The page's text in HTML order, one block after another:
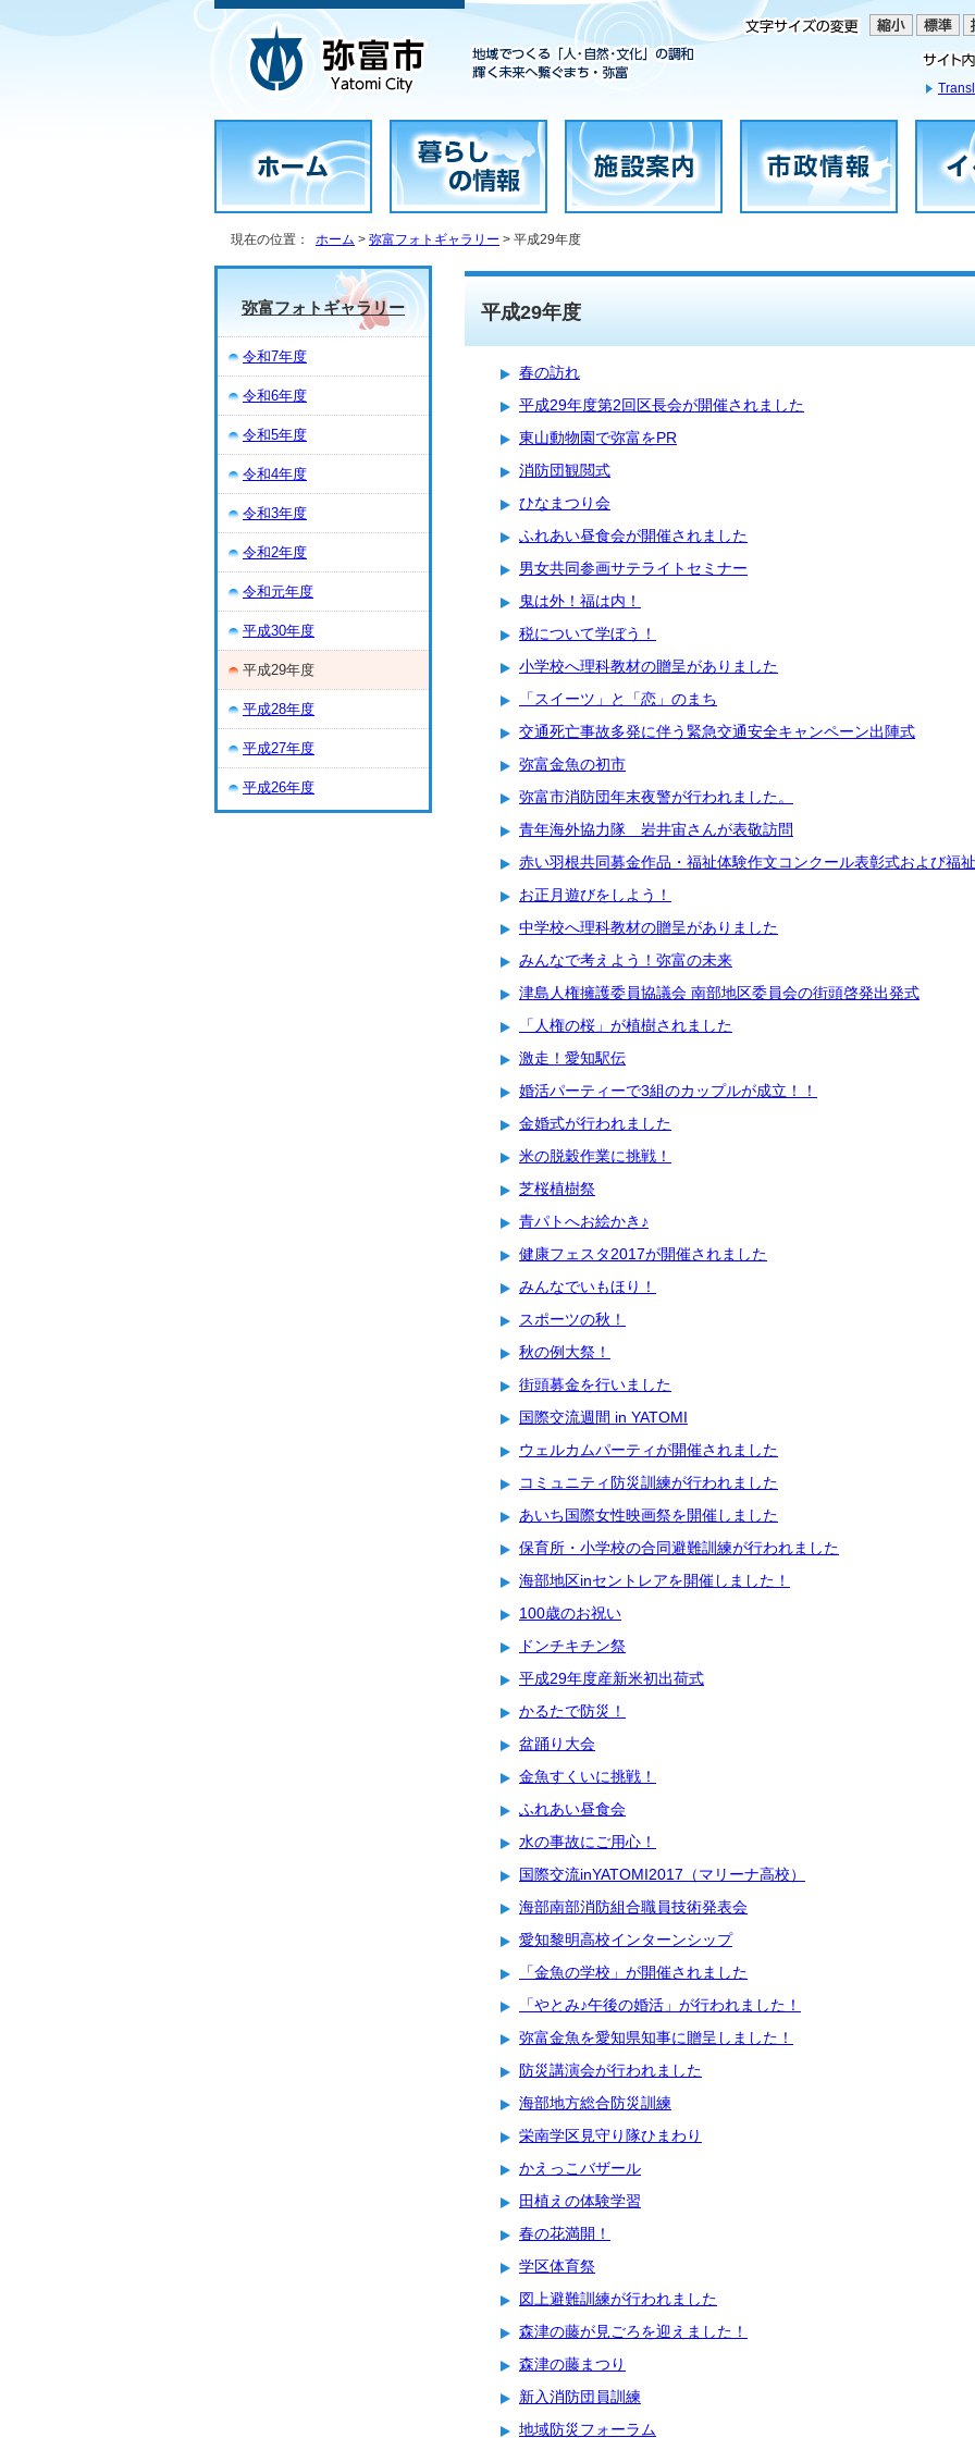
現在の位置： ホーム > 弥富フォトギャラリー > 平成29年度
平成29年度
春の訪れ
平成29年度第2回区長会が開催されました
東山動物園で弥富をPR
消防団観閲式
ひなまつり会
ふれあい昼食会が開催されました
男女共同参画サテライトセミナー
鬼は外！福は内！
税について学ぼう！
小学校へ理科教材の贈呈がありました
「スイーツ」と「恋」のまち
交通死亡事故多発に伴う緊急交通安全キャンペーン出陣式
弥富金魚の初市
弥富市消防団年末夜警が行われました。
青年海外協力隊 岩井宙さんが表敬訪問
赤い羽根共同募金作品・福祉体験作文コンクール表彰式および福
お正月遊びをしよう！
中学校へ理科教材の贈呈がありました
みんなで考えよう！弥富の未来
津島人権擁護委員協議会 南部地区委員会の街頭啓発出発式
「人権の桜」が植樹されました
激走！愛知駅伝
婚活パーティーで3組のカップルが成立！！
金婚式が行われました
米の脱穀作業に挑戦！
芝桜植樹祭
青パトへお絵かき♪
健康フェスタ2017が開催されました
みんなでいもほり！
スポーツの秋！
秋の例大祭！
街頭募金を行いました
国際交流週間 in YATOMI
ウェルカムパーティが開催されました
コミュニティ防災訓練が行われました
あいち国際女性映画祭を開催しました
保育所・小学校の合同避難訓練が行われました
海部地区inセントレアを開催しました！
100歳のお祝い
ドンチキチン祭
平成29年度産新米初出荷式
かるたで防災！
盆踊り大会
金魚すくいに挑戦！
ふれあい昼食会
水の事故にご用心！
国際交流inYATOMI2017（マリーナ高校）
海部南部消防組合職員技術発表会
愛知黎明高校インターンシップ
「金魚の学校」が開催されました
「やとみ♪午後の婚活」が行われました！
弥富金魚を愛知県知事に贈呈しました！
防災講演会が行われました
海部地方総合防災訓練
栄南学区見守り隊ひまわり
かえっこバザール
田植えの体験学習
春の花満開！
学区体育祭
図上避難訓練が行われました
森津の藤が見ごろを迎えました！
森津の藤まつり
新入消防団員訓練
地域防災フォーラム
弥富フォトギャラリー
令和7年度
令和6年度
令和5年度
令和4年度
令和3年度
令和2年度
令和元年度
平成30年度
平成29年度
平成28年度
平成27年度
平成26年度